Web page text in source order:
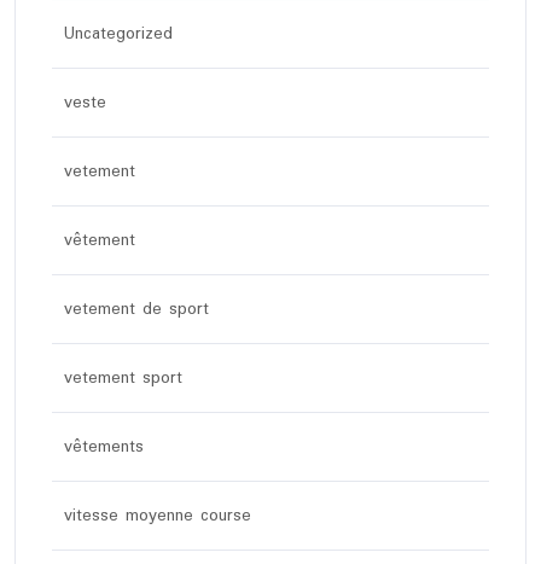
Uncategorized
veste
vetement
vêtement
vetement de sport
vetement sport
vêtements
vitesse moyenne course